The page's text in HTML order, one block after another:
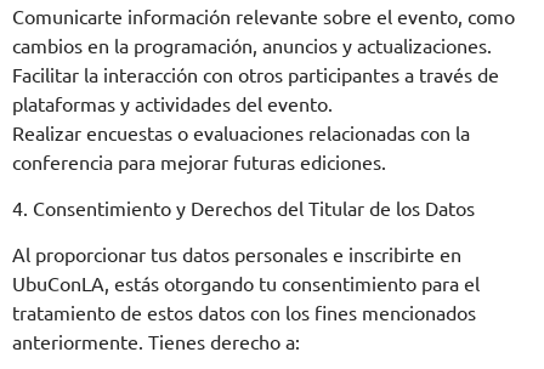
Comunicarte información relevante sobre el evento, como
cambios en la programación, anuncios y actualizaciones.
Facilitar la interacción con otros participantes a través de
plataformas y actividades del evento.
Realizar encuestas o evaluaciones relacionadas con la
conferencia para mejorar futuras ediciones.
4. Consentimiento y Derechos del Titular de los Datos
Al proporcionar tus datos personales e inscribirte en
UbuConLA, estás otorgando tu consentimiento para el
tratamiento de estos datos con los fines mencionados
anteriormente. Tienes derecho a: